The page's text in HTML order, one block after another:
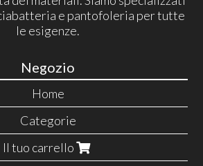
e pantofoleria per tutte
le esigenze.
Negozio
Home
Categorie
Il tuo carrello